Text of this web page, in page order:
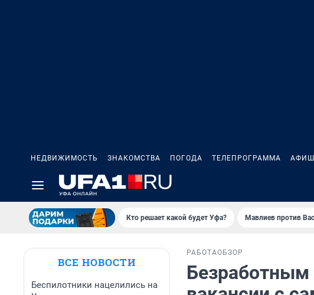
НЕДВИЖИМОСТЬ ЗНАКОМСТВА ПОГОДА ТЕЛЕПРОГРАММА
Кто решает какой будет Уфа? Мавлиев против
ВСЕ НОВОСТИ
Беспилотники нацелились на
РАБОТАОБЗОР